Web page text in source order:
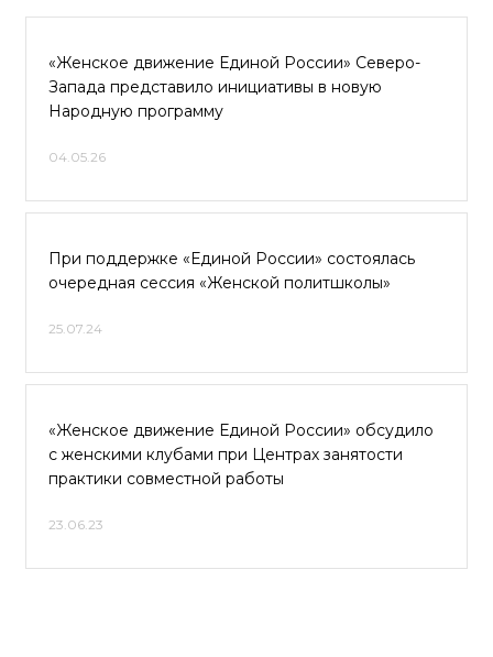
«Женское движение Единой России» Северо-
Запада представило инициативы в новую
Народную программу
04.05.26
При поддержке «Единой России» состоялась
очередная сессия «Женской политшколы»
25.07.24
«Женское движение Единой России» обсудило
с женскими клубами при Центрах занятости
практики совместной работы
23.06.23